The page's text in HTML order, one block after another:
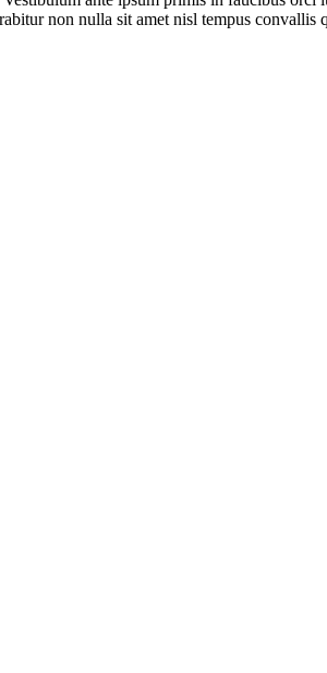
non nulla sit amet nisl tempus